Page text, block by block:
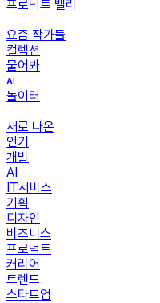
프로덕트 밸리
요즘 작가들
컬렉션
물어봐
놀이터
새로 나온
인기
개발
AI
IT서비스
기획
디자인
비즈니스
프로덕트
커리어
트렌드
스타트업